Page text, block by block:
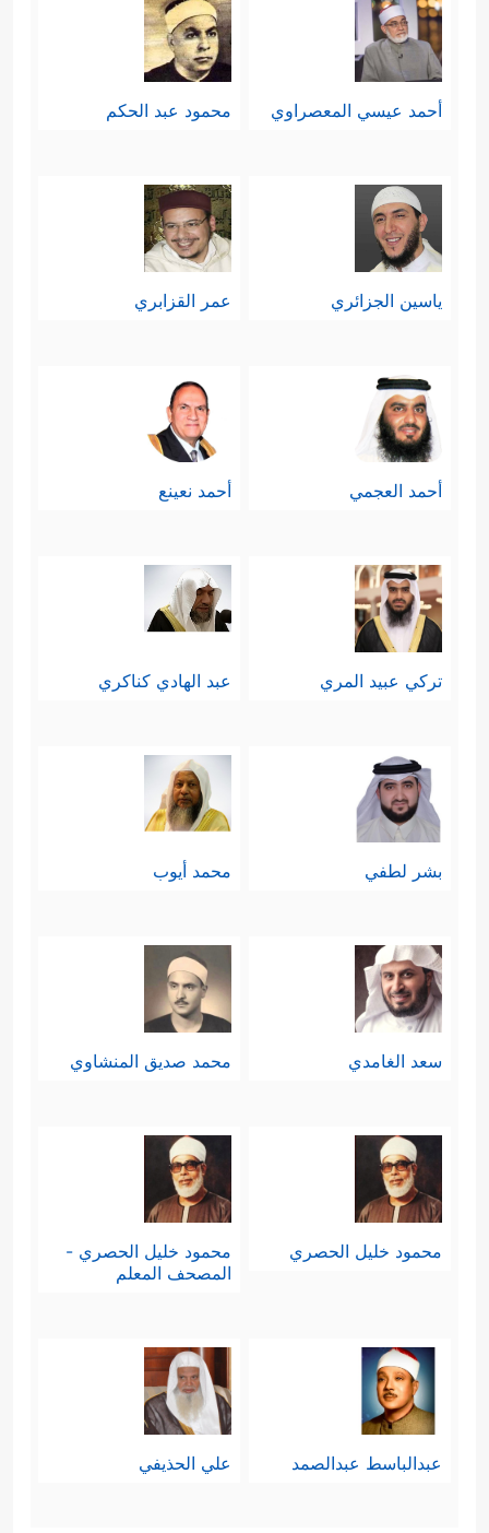
أحمد عيسي المعصراوي محمود عبد الحكم
ياسين الجزائري عمر القزابري
أحمد العجمي أحمد نعينع
تركي عبيد المري عبد الهادي كناكري
بشر لطفي محمد أيوب
سعد الغامدي محمد صديق المنشاوي
محمود خليل الحصري
محمود خليل الحصري -
المصحف المعلم
عبدالباسط عبدالصمد علي الحذيفي